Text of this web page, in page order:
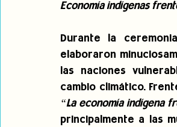
Economía indígenas
Durante la
elaboraron
las naciones
“La economía indígena
principalmente a las